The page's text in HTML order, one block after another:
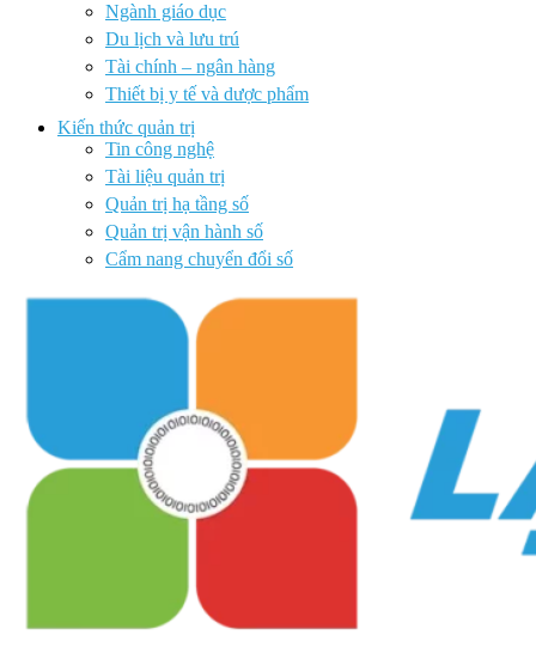
Ngành giáo dục
Du lịch và lưu trú
Tài chính – ngân hàng
Thiết bị y tế và dược phẩm
Kiến thức quản trị
Tin công nghệ
Tài liệu quản trị
Quản trị hạ tầng số
Quản trị vận hành số
Cẩm nang chuyển đổi số